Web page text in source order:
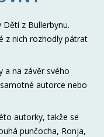
z Bullerbynu.
z nich rozhodly pátrat
a na závěr svého
autorce nebo
autorky, takže se
punčocha, Ronja,